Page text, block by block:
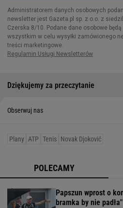
Dziękujemy za przeczytanie
Obserwuj nas
Plany ATP Tenis Novak Djoković
POLECAMY
Papszun wprost o
bramka by nie padła"